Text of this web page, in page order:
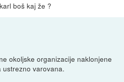
boš kaj že ?
okoljske organizacije naklonjene
varovana.